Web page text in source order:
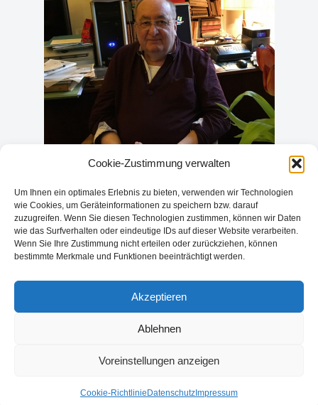
Cookie-Zustimmung verwalten
Um Ihnen ein optimales Erlebnis zu bieten, verwenden wir Technologien
wie Cookies, um Geräteinformationen zu speichern bzw. darauf
zuzugreifen. Wenn Sie diesen Technologien zustimmen, können wir Daten
wie das Surfverhalten oder eindeutige IDs auf dieser Website verarbeiten.
Wenn Sie Ihre Zustimmung nicht erteilen oder zurückziehen, können
bestimmte Merkmale und Funktionen beeinträchtigt werden.
Akzeptieren
Ablehnen
Voreinstellungen anzeigen
Cookie-Richtlinie Datenschutz Impressum
VORHERIGE
Feuerreich des Bären
Deutsch-Russische
© {current_year} | {site_title}